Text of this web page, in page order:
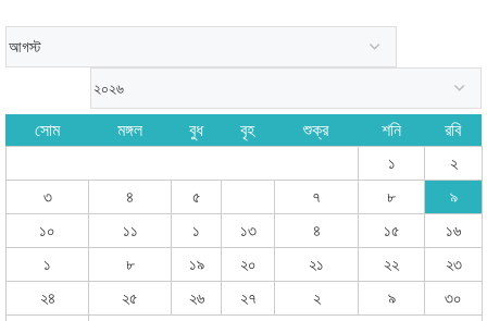
সোম মঙ্গল বুধ বৃহ শুক্র শনি রবি
১
২
৩
৪ ৫ ৭ ৮
৯
১০
১১ ১ ১৩ ৪ ১৫
১৬
১
৮ ১৯ ২০ ২১ ২২
২৩
২৪
২৫ ২৬ ২৭ ২ ৯
৩০